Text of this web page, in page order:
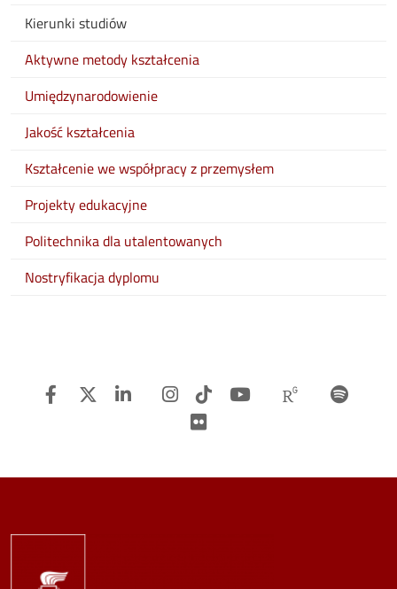
Kierunki studiów
Aktywne metody kształcenia
Umiędzynarodowienie
Jakość kształcenia
Kształcenie we współpracy z przemysłem
Projekty edukacyjne
Politechnika dla utalentowanych
Nostryfikacja dyplomu
Facebook
Twitter LinkedinInstagram
TiTok Youtube